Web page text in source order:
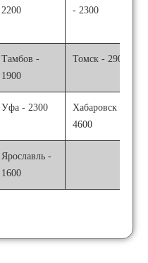
2200
- 2300
Тамбов -
1900
Томск - 2900
Уфа - 2300
Хабаровск -
4600
Ярославль -
1600